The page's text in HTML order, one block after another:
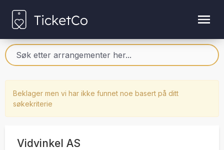
Beklager men vi har ikke funnet noe basert på ditt
søkekriterie
Vidvinkel AS